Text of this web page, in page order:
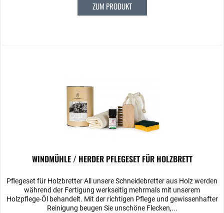
ZUM PRODUKT
WINDMÜHLE / HERDER PFLEGESET FÜR HOLZBRETT
Pflegeset für Holzbretter All unsere Schneidebretter aus Holz werden
während der Fertigung werkseitig mehrmals mit unserem
Holzpflege-Öl behandelt. Mit der richtigen Pflege und gewissenhafter
Reinigung beugen Sie unschöne Flecken,...